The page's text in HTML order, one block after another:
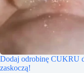
Dodaj odrobinę CUKRU
zaskoczą!